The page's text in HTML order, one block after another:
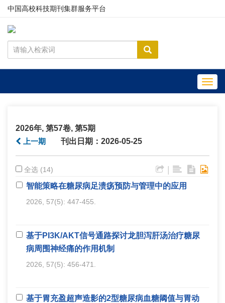
中国高校科技期刊集群服务平台
2026年, 第57卷, 第5期
刊出日期：2026-05-25
上一期
全选 (14)
智能策略在糖尿病足溃疡预防与管理中的应用
2026, 57(5): 447-455.
基于PI3K/AKT信号通路探讨龙胆泻肝汤治疗糖尿
病周围神经痛的作用机制
2026, 57(5): 456-471.
基于胃充盈超声造影的2型糖尿病血糖阈值与胃动